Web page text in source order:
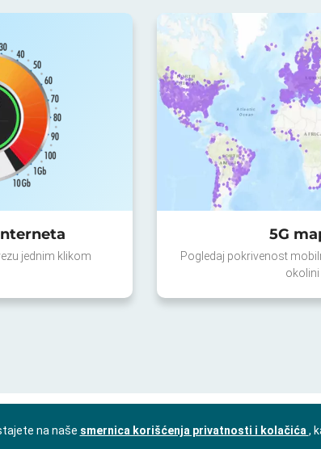
jednim klikom
5G
Pogledaj pokrivenost
okolini
na naše smernica korišćenja privatnosti i kolačića ,